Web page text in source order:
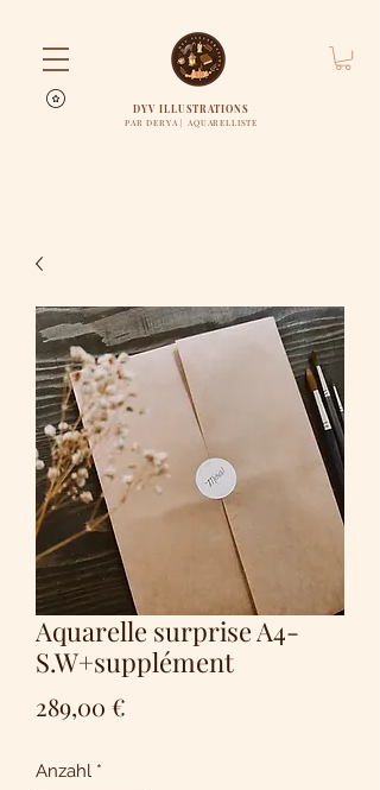
DYV ILLUSTRATIONS
PAR DERYA | AQUARELLISTE
Aquarelle surprise A4-
S.W+supplément
289,00 €
Anzahl *